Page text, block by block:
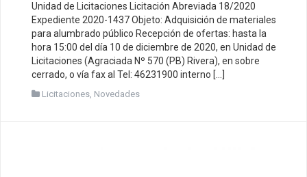
Unidad de Licitaciones Licitación Abreviada 18/2020
Expediente 2020-1437 Objeto: Adquisición de materiales
para alumbrado público Recepción de ofertas: hasta la
hora 15:00 del día 10 de diciembre de 2020, en Unidad de
Licitaciones (Agraciada Nº 570 (PB) Rivera), en sobre
cerrado, o vía fax al Tel: 46231900 interno […]
Licitaciones, Novedades